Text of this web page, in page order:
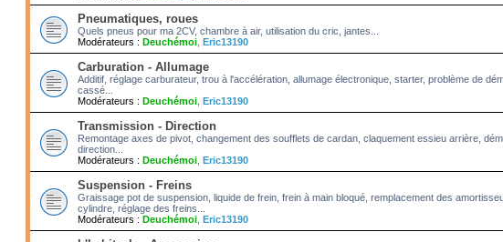
Pneumatiques, roues
Quels pneus pour ma 2CV, chambre à air, utilisation du cric, jantes...
Modérateurs : Deuchémoi, Eric13190
Carburation - Allumage
Additif, réglage carburateur, trou à l'accélération, allumage électronique, starter, problème de
cassé...
Modérateurs : Deuchémoi, Eric13190
Transmission - Direction
Remontage axes de pivot, changement des soufflets de cardan, claquement essieu arrière,
direction...
Modérateurs : Deuchémoi, Eric13190
Suspension - Freins
Graissage pot de suspension, liquide de frein, frein à main bloqué, remplacement des
cylindre, réglage des freins...
Modérateurs : Deuchémoi, Eric13190